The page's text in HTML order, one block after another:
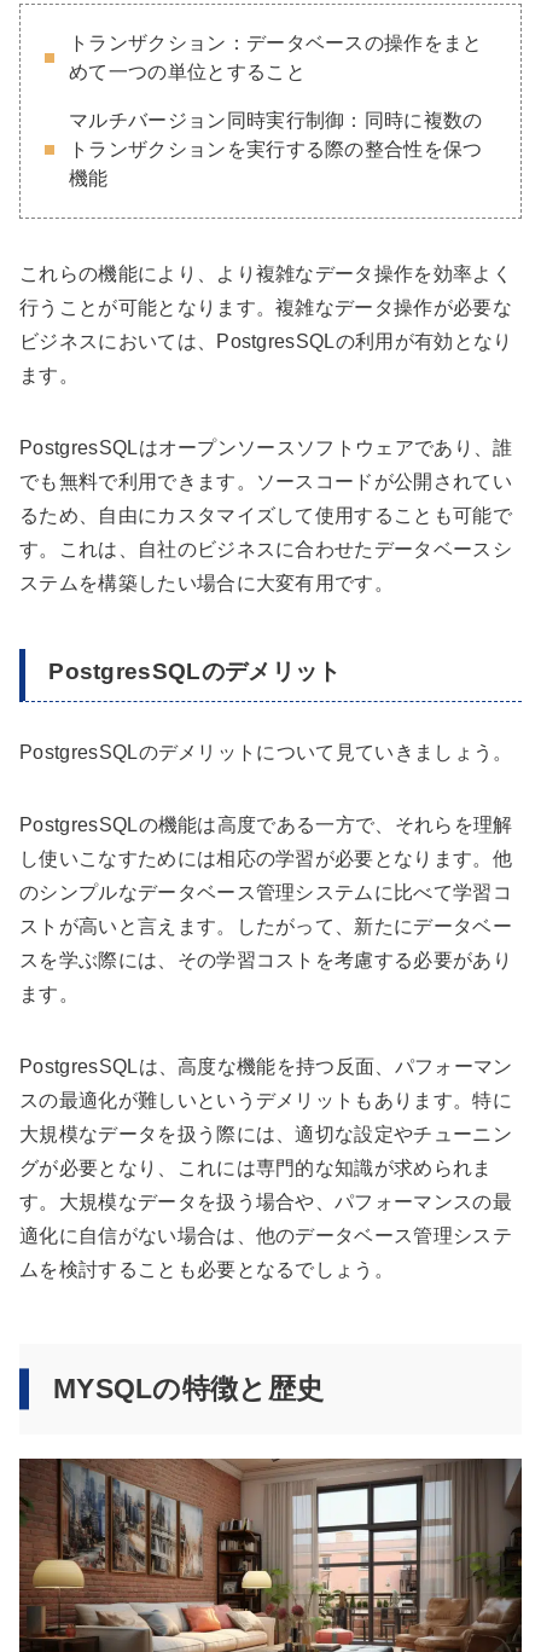
トランザクション：データベースの操作をまと
めて一つの単位とすること
マルチバージョン同時実行制御：同時に複数の
トランザクションを実行する際の整合性を保つ
機能
これらの機能により、より複雑なデータ操作を効率よく
行うことが可能となります。複雑なデータ操作が必要な
ビジネスにおいては、PostgresSQLの利用が有効となり
ます。
PostgresSQLはオープンソースソフトウェアであり、誰
でも無料で利用できます。ソースコードが公開されてい
るため、自由にカスタマイズして使用することも可能で
す。これは、自社のビジネスに合わせたデータベースシ
ステムを構築したい場合に大変有用です。
PostgresSQLのデメリット
PostgresSQLのデメリットについて見ていきましょう。
PostgresSQLの機能は高度である一方で、それらを理解
し使いこなすためには相応の学習が必要となります。他
のシンプルなデータベース管理システムに比べて学習コ
ストが高いと言えます。したがって、新たにデータベー
スを学ぶ際には、その学習コストを考慮する必要があり
ます。
PostgresSQLは、高度な機能を持つ反面、パフォーマン
スの最適化が難しいというデメリットもあります。特に
大規模なデータを扱う際には、適切な設定やチューニン
グが必要となり、これには専門的な知識が求められま
す。大規模なデータを扱う場合や、パフォーマンスの最
適化に自信がない場合は、他のデータベース管理システ
ムを検討することも必要となるでしょう。
MYSQLの特徴と歴史